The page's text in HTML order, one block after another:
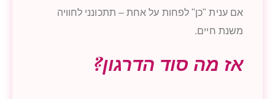
אם ענית "כן" לפחות על אחת – תתכונני לחוויה
משנת חיים.
אז מה סוד הדרגון?